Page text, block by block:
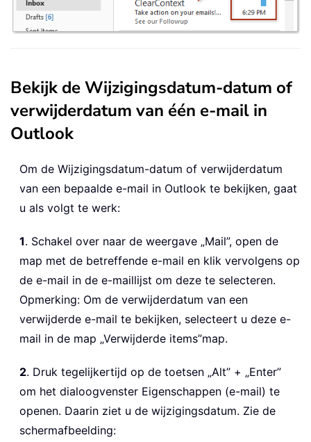
Bekijk de Wijzigingsdatum-datum of
verwijderdatum van één e-mail in
Outlook
Om de Wijzigingsdatum-datum of verwijderdatum
van een bepaalde e-mail in Outlook te bekijken, gaat
u als volgt te werk:
1. Schakel over naar de weergave „Mail”, open de
map met de betreffende e-mail en klik vervolgens op
de e-mail in de e-maillijst om deze te selecteren.
Opmerking: Om de verwijderdatum van een
verwijderde e-mail te bekijken, selecteert u deze e-
mail in de map „Verwijderde items”map.
2. Druk tegelijkertijd op de toetsen „Alt” + „Enter”
om het dialoogvenster Eigenschappen (e-mail) te
openen. Daarin ziet u de wijzigingsdatum. Zie de
schermafbeelding: